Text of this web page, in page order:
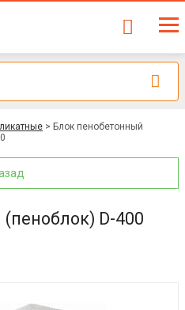
> Блок пенобетонный
D-400